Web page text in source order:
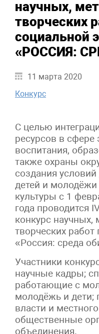
научных,
творческих
социальной
«РОССИЯ:
11 марта 2020
Конкурс
С целью
ресурсов в сфере
воспитания,
также охраны
создания
детей и молодёжи
культуры с 1
года проводится
конкурс научных,
творческих
«Россия: среда
Участники
научные кадры;
работающие с
молодёжь и дети;
власти и
общественные
объединения.